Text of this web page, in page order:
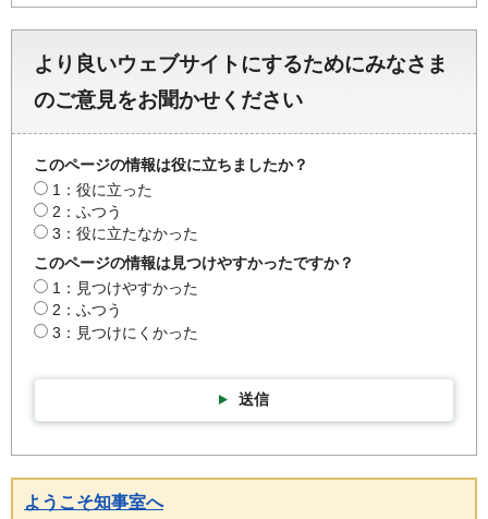
より良いウェブサイトにするためにみなさま
のご意見をお聞かせください
このページの情報は役に立ちましたか？
1：役に立った
2：ふつう
3：役に立たなかった
このページの情報は見つけやすかったですか？
1：見つけやすかった
2：ふつう
3：見つけにくかった
送信
ようこそ知事室へ